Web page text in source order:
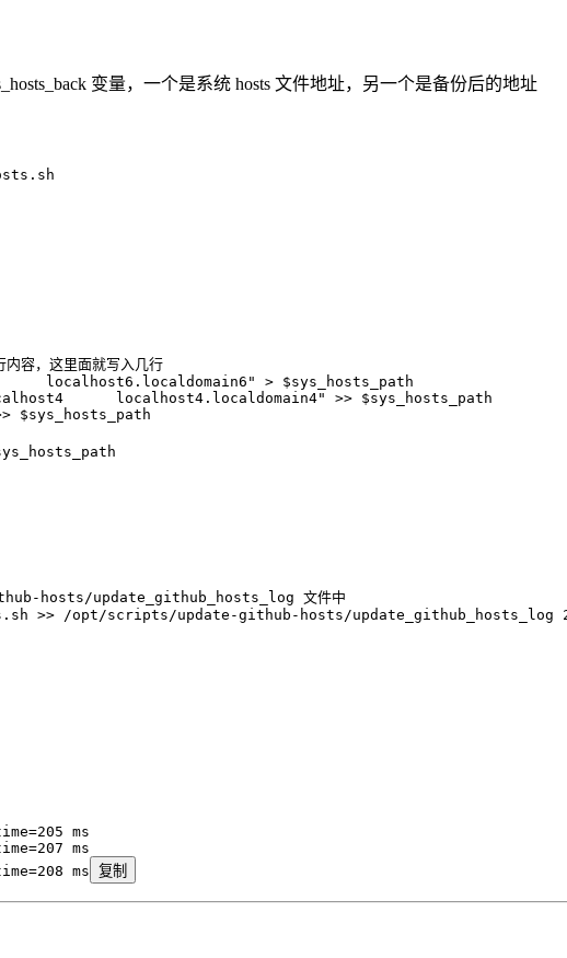
变量，一个是系统 hosts 文件地址，另一个是备份后的地址
容，这里面就写入几行
localhost6.localdomain6 " > $sys_hosts_path
localhost4.localdomain4" >> $sys_hosts_path
$sys_hosts_path
hosts/update_github_hosts_log 文件中
>> /opt/scripts/update-github-hosts/update_github_hosts_log
=205 ms
=207 ms
=208 ms 复制